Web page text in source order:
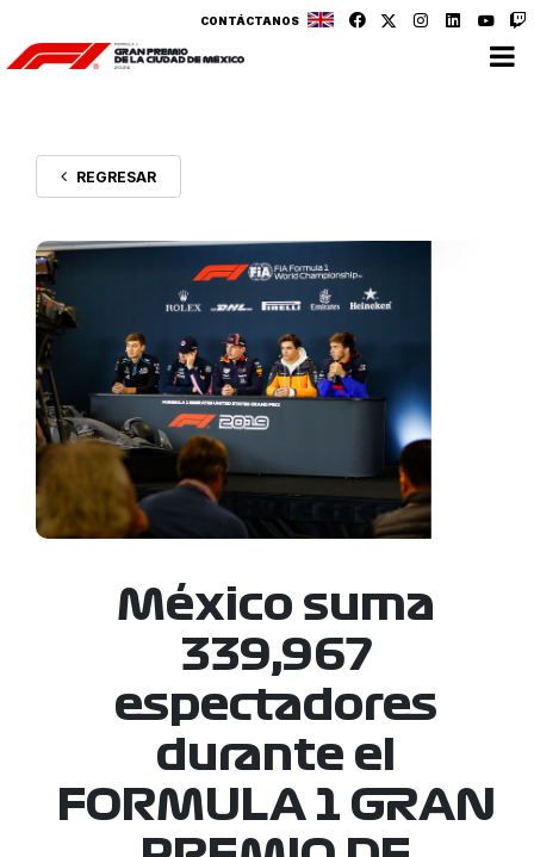
CONTÁCTANOS
REGRESAR
México suma
339,967
espectadores
durante el
FORMULA 1 GRAN